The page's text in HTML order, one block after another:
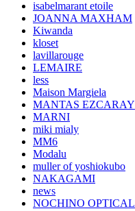
isabelmarant etoile
JOANNA MAXHAM
Kiwanda
kloset
lavillarouge
LEMAIRE
less
Maison Margiela
MANTAS EZCARAY
MARNI
miki mialy
MM6
Modalu
muller of yoshiokubo
NAKAGAMI
news
NOCHINO OPTICAL